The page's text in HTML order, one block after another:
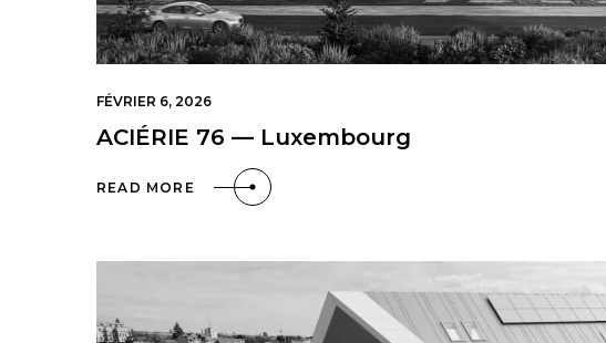
FÉVRIER 6, 2026
ACIÉRIE 76 — Luxembourg
READ MORE